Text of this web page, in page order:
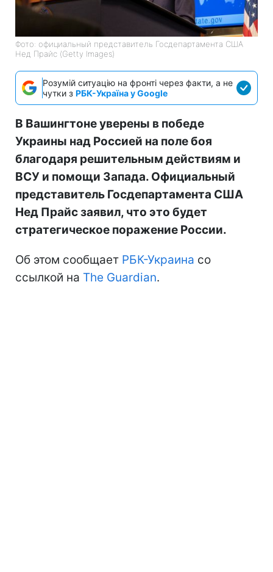
Фото: официальный представитель Госдепартамента США
Нед Прайс (Getty Images)
Розумій ситуацію на фронті через факти, а не
чутки з РБК-Україна у Google
В Вашингтоне уверены в победе
Украины над Россией на поле боя
благодаря решительным действиям и
ВСУ и помощи Запада. Официальный
представитель Госдепартамента США
Нед Прайс заявил, что это будет
стратегическое поражение России.
Об этом сообщает РБК-Украина со
ссылкой на The Guardian.